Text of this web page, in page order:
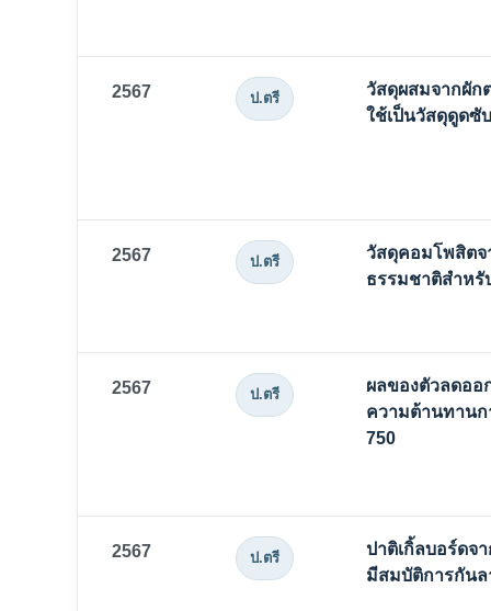
2567 ป.ตรี
วัสดุผสมจากผัก
ใช้เป็นวัสดุดูดซับ
2567 ป.ตรี
วัสดุคอมโพสิตจ
ธรรมชาติสำหรั
2567 ป.ตรี
ผลของตัวลดออ
ความต้านทานก
750
2567 ป.ตรี
ปาติเกิ้ลบอร์ดจ
มีสมบัติการกันล